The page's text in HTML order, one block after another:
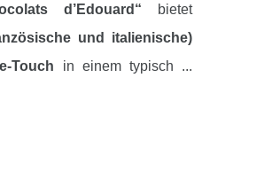
d’Edouard“ bietet
und italienische)
Touch in einem typisch ...